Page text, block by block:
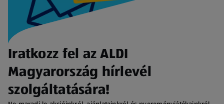
Iratkozz fel az ALDI
Magyarország hírlevél
szolgáltatására!